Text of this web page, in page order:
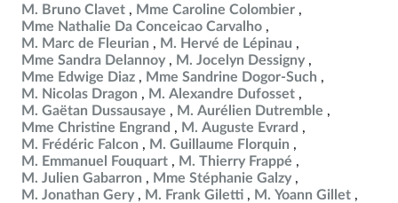
M. Bruno Clavet
Mme Caroline Colombier
Mme Nathalie Da Conceicao Carvalho
M. Marc de Fleurian
M. Hervé de Lépinau
Mme Sandra Delannoy
M. Jocelyn Dessigny
Mme Edwige Diaz
Mme Sandrine Dogor-Such
M. Nicolas Dragon
M. Alexandre Dufosset
M. Gaëtan Dussausaye
M. Aurélien Dutremble
Mme Christine Engrand
M. Auguste Evrard
M. Frédéric Falcon
M. Guillaume Florquin
M. Emmanuel Fouquart
M. Thierry Frappé
M. Julien Gabarron
Mme Stéphanie Galzy
M. Jonathan Gery
M. Frank Giletti
M. Yoann Gillet